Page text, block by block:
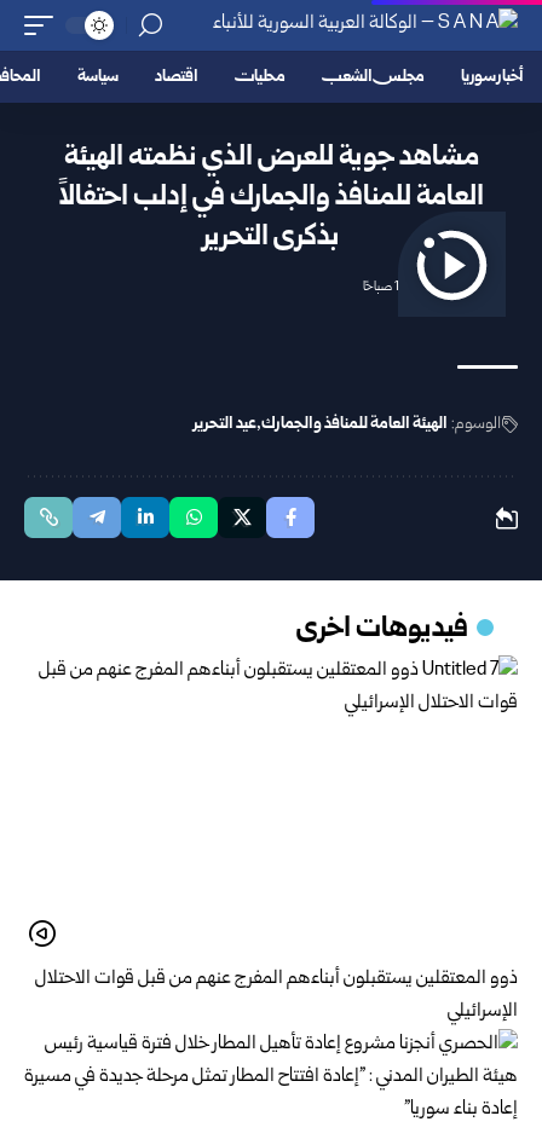
أخبار سوريا مجلس الشعب محليات اقتصاد سياسة
مشاهد جوية للعرض الذي نظمته الهيئة
العامة للمنافذ والجمارك في إدلب احتفالاً
بذكرى التحرير
2025/12/08 11:51 صباحًا
الوسوم: الهيئة العامة للمنافذ والجمارك عيد التحرير
فيديوهات اخرى
ذوو المعتقلين يستقبلون أبناءهم المفرج عنهم من قبل قوات الاحتلال
الإسرائيلي